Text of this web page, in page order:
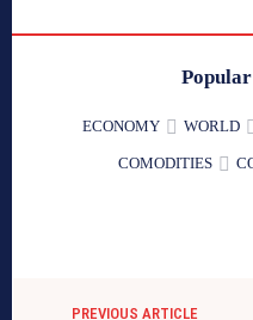
ECONOMY WORLD
COMODITIES
PREVIOUS ARTICLE